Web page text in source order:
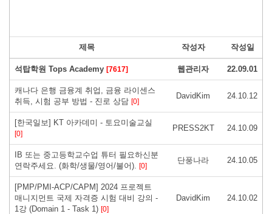
제목 작성자 작성일
석탑학원 Tops Academy [7617] 웹관리자 22.09.01
캐나다 은행 금융계 취업, 금융 라이센스
취득, 시험 공부 방법 - 진로 상담 [0]
DavidKim 24.10.12
[한국일보] KT 아카데미 - 토요미술교실
[0]
PRESS2KT 24.10.09
IB 또는 중고등학교수업 튜터 필요하신분
연락주세요. (화학/생물/영어/불어). [0]
단풍나라 24.10.05
[PMP/PMI-ACP/CAPM] 2024 프로젝트
매니지먼트 국제 자격증 시험 대비 강의 -
1강 (Domain 1 - Task 1) [0]
DavidKim 24.10.02